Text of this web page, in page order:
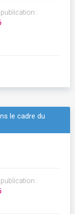
publication :
le cadre du
publication :